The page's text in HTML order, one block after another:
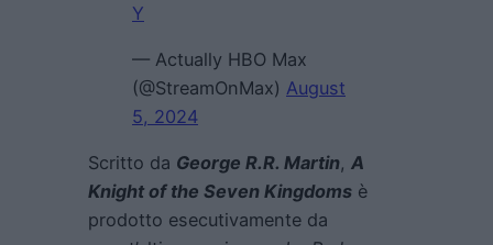
Y
— Actually HBO Max
(@StreamOnMax) August
5, 2024
Scritto da George R.R. Martin, A
Knight of the Seven Kingdoms è
prodotto esecutivamente da